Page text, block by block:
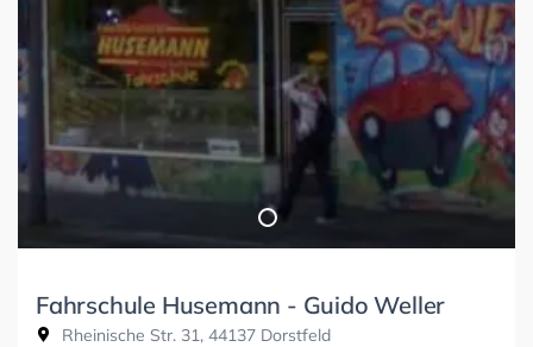
Fahrschule Husemann - Guido Weller
Rheinische Str. 31, 44137 Dorstfeld